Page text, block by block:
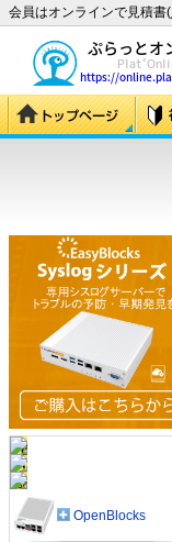
会員はオンラインで見積書(
OpenBlocks